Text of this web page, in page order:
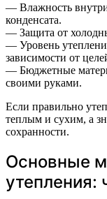
— Влажность
конденсата.
— Защита от
— Уровень
зависимости от
— Бюджетные
своими руками.
Если правильно
теплым и сухим, а
сохранности.
Основные
утепления: